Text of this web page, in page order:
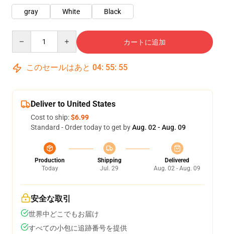
gray
White Black
カートに追加
このセールはあと 04: 55: 54
Deliver to United States
Cost to ship:$6.99
Standard - Order today to get byAug. 02 - Aug. 09
Production
Today
Shipping
Jul. 29
Delivered
Aug. 02 - Aug. 09
安全な取引
世界中どこでもお届け
すべての小包に追跡番号を提供